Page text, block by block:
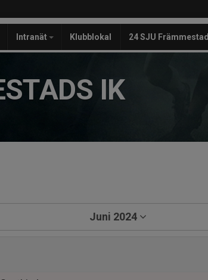
Intranät Klubblokal 24 SJU Främmestad
IK
Juni 2024